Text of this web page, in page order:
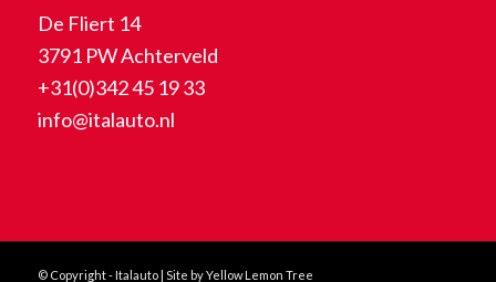
De Fliert 14
3791 PW Achterveld
+31(0)342 45 19 33
info@italauto.nl
© Copyright - Italauto | Site by Yellow Lemon Tree